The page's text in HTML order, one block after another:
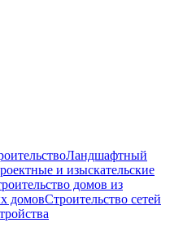
Ландшафтный
и изыскательские
домов из
домовСтроительство сетей